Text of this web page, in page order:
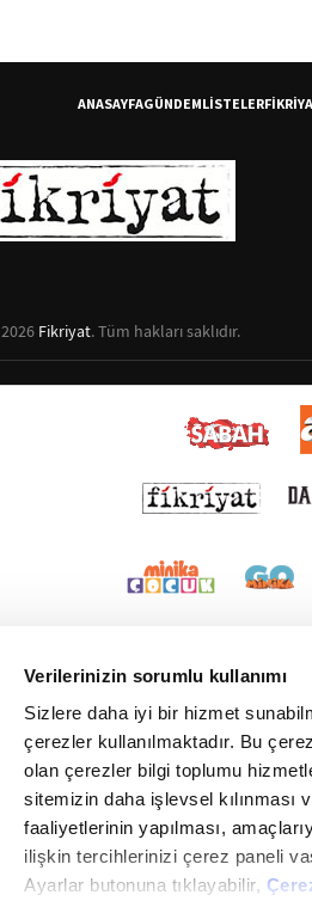
Verilerinizin sorumlu kullanımı
Sizlere daha iyi bir hizmet
çerezler kullanılmaktadır. Bu
olan çerezler bilgi toplumu
sitemizin daha işlevsel
faaliyetlerinin yapılması,
ilişkin tercihlerinizi çerez paneli
Ayarlar butonuna tıklayabilir,
ANASAYFAGÜNDEMLİSTELER
2026 Fikriyat. Tüm hakları saklıdır.